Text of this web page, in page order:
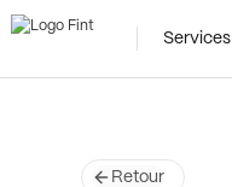
Général
Services
Retour